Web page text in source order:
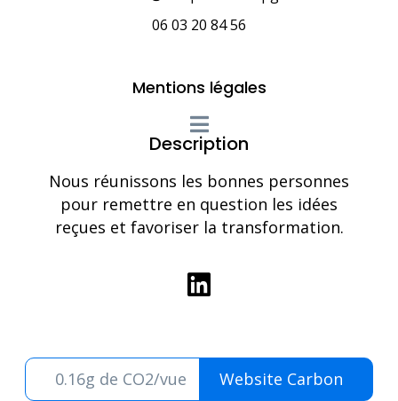
06 03 20 84 56
Mentions légales
Description
Nous réunissons les bonnes personnes
pour remettre en question les idées
reçues et favoriser la transformation.
0.16g de CO2/vue
Website Carbon